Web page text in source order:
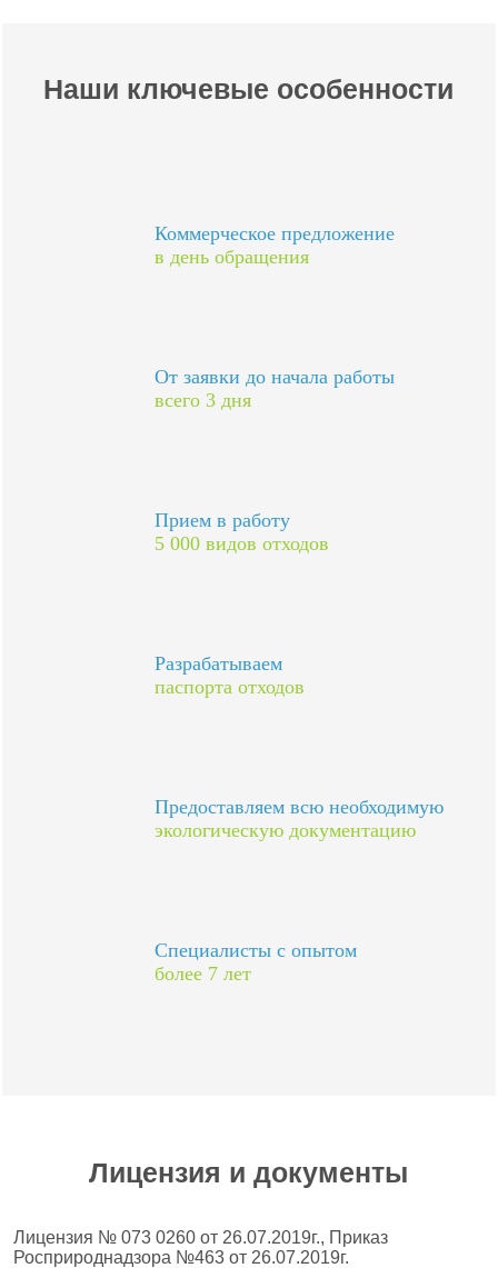
Наши ключевые особенности
Коммерческое предложение
в день обращения
От заявки до начала работы
всего 3 дня
Прием в работу
5 000 видов отходов
Разрабатываем
паспорта отходов
Предоставляем всю необходимую
экологическую документацию
Специалисты с опытом
более 7 лет
Лицензия и документы
Лицензия № 073 0260 от 26.07.2019г., Приказ
Росприроднадзора №463 от 26.07.2019г.